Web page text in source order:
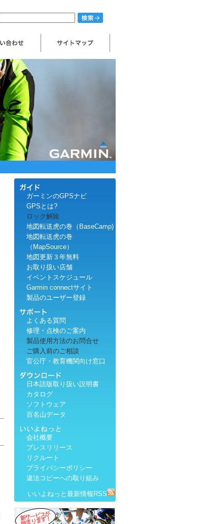
ガーミンのGPSナビ
GPSとは?
ロック解除
地図転送虎の巻（BaseCamp)
地図転送虎の巻
（MapSource）
地図更新３年無料
お取り扱い店舗
イベントスケジュール
Garmin connectサイト
製品のユーザー登録
よくある質問
修理・点検のご案内
製品使用方法のお問合せ
ご購入前のご相談
官公庁・教育機関向け窓口
日本語版取り扱い説明書
カタログ
ソフトウェア
百名山データ
会社概要
プレスリリース
リクルート
プライバシーポリシー
違法コピーへの取り組み
いいよねっと最新情報RSS